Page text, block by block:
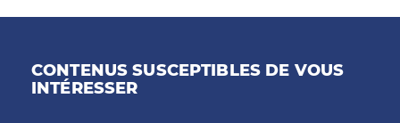
CONTENUS SUSCEPTIBLES DE VOUS
INTÉRESSER